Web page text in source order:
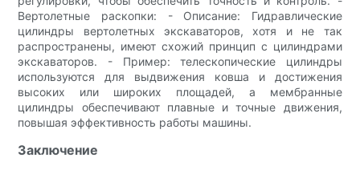
Вертолетные раскопки: - Описание: Гидравлические
цилиндры вертолетных экскаваторов, хотя и не так
распространены, имеют схожий принцип с цилиндрами
экскаваторов. - Пример: телескопические цилиндры
используются для выдвижения ковша и достижения
высоких или широких площадей, а мембранные
цилиндры обеспечивают плавные и точные движения,
повышая эффективность работы машины.
Заключение